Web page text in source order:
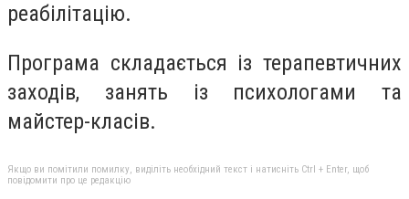
реабілітацію.
Програма складається із терапевтичних
заходів, занять із психологами та
майстер-класів.
Якщо ви помітили помилку, виділіть необхідний текст і натисніть Ctrl + Enter, щоб
повідомити про це редакцію